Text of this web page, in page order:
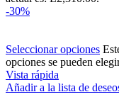
-30%
Seleccionar opciones
opciones se pueden
Vista rápida
Añadir a la lista de